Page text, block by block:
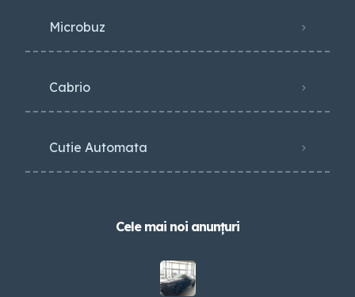
Microbuz
Cabrio
Cutie Automata
Cele mai noi anunțuri